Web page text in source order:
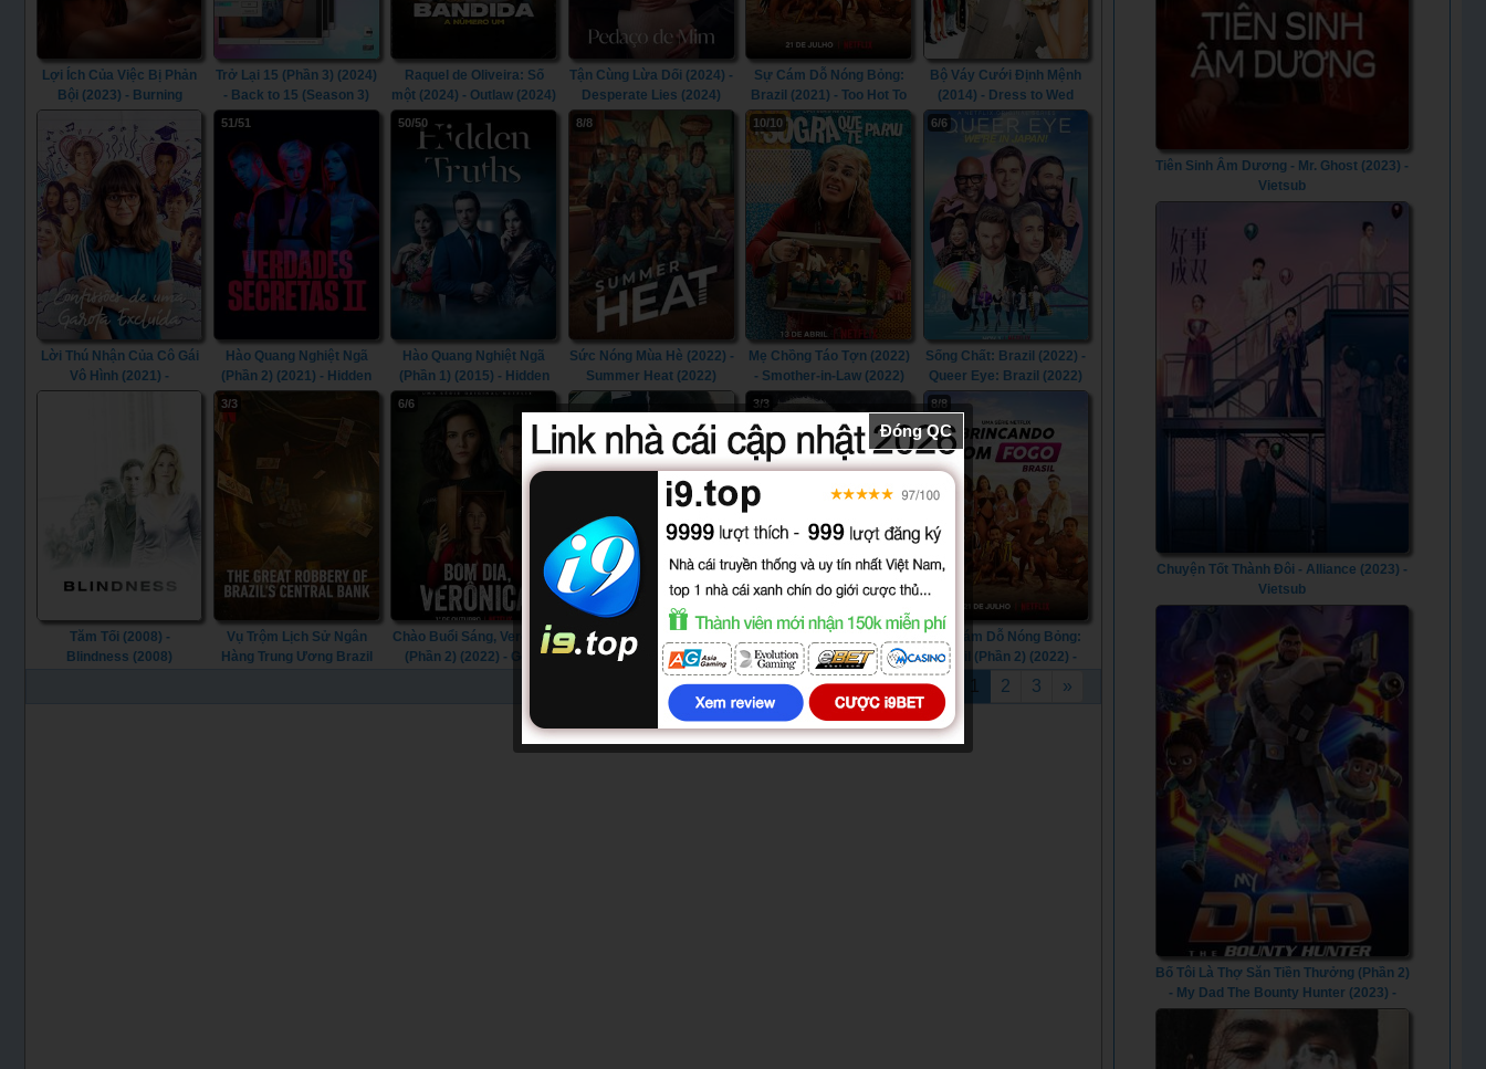
Lợi Ích Của Việc Bị Phản
Bội (2023) - Burning
Betrayal (2023)
Trở Lại 15 (Phần 3) (2024)
- Back to 15 (Season 3)
Raquel de Oliveira: Số
một (2024) - Outlaw (2024)
Tận Cùng Lừa Dối (2024) -
Desperate Lies (2024)
Sự Cám Dỗ Nóng Bỏng:
Brazil (2021) - Too Hot To
Handle: Brazil (2021)
Bộ Váy Cưới Định Mệnh
(2014) - Dress to Wed
(2014)
Lời Thú Nhận Của Cô Gái
Vô Hình (2021) -
Confessions of an
51/51
Hào Quang Nghiệt Ngã
(Phần 2) (2021) - Hidden
Truths (Season 2) (2021)
50/50
Hào Quang Nghiệt Ngã
(Phần 1) (2015) - Hidden
Truths (Season 1) (2015)
8/8
Sức Nóng Mùa Hè (2022) -
Summer Heat (2022)
10/10
Mẹ Chồng Táo Tợn (2022)
- Smother-in-Law (2022)
6/6
Sống Chất: Brazil (2022) -
Queer Eye: Brazil (2022)
Tăm Tối (2008) -
Blindness (2008)
3/3
Vụ Trộm Lịch Sử Ngân
Hàng Trung Ương Brazil
6/6
Chào Buổi Sáng, Verônica
(Phần 2) (2022) - Good
Bà Hoàng tiền Bẩn (2024)
- Nelma Kodama The
Queen of Dirty Money
(2024)
3/3
Neymar: Sự Hỗn Loạn
Hoàn Hảo (2022) -
Neymar: The Perfect
Chaos (2022)
8/8
Sự Cám Dỗ Nóng Bỏng:
Brazil (Phần 2) (2022) -
Too Hot To Handle: Brazil
(Season 2) (2022)
2 3 »
Tiên Sinh Âm Dương - Mr. Ghost (2023) -
Vietsub
Chuyện Tốt Thành Đôi - Alliance (2023) -
Vietsub
Bố Tôi Là Thợ Săn Tiền Thưởng (Phần 2)
- My Dad The Bounty Hunter (2023) -
Vietsub
Đóng QC